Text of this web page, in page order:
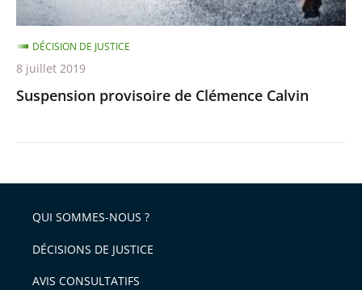
Suspension provisoire de Clémence Calvin
DÉCISION DE JUSTICE
8 juillet 2019
QUI SOMMES-NOUS ?
DÉCISIONS DE JUSTICE
AVIS CONSULTATIFS